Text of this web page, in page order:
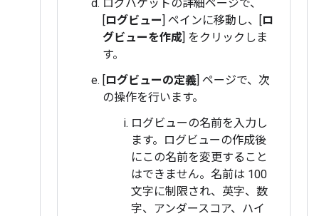
ログバケットの詳細ページで、
[ログビュー] ペインに移動し、[ロ
グビューを作成] をクリックしま
す。
[ログビューの定義] ページで、次
の操作を行います。
ログビューの名前を入力し
ます。ログビューの作成後
にこの名前を変更すること
はできません。名前は 100
文字に制限され、英字、数
字、アンダースコア、ハイ